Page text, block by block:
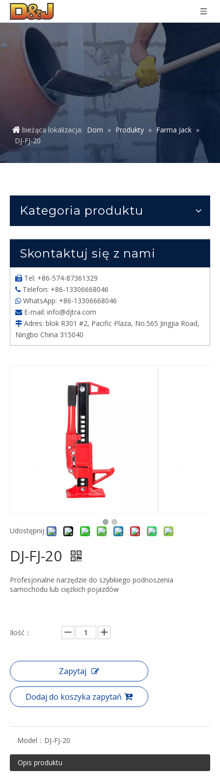
bieżąca lokalizacja: Dom » Produkty » Farma Jack »
DJ-FJ-20
Kategoria produktu
Skontaktuj się z nami
 Tel: +86-574-87361329
 Telefon: +86-13306668046
 WhatsApp: +86-13306668046
 E-mail: info@djtra.com
 Adres: blok R301 #2, Pacific Plaza, No.565 Jingjia Road,
Ningbo China 315040
Udostępnij:
DJ-FJ-20
Profesjonalne narzędzie do szybkiego podnoszenia
samochodu lub ciężkich pojazdów
Ilość：
Zapytaj
Dodaj do koszyka zapytań
Model： DJ-FJ-20
Opis produktu